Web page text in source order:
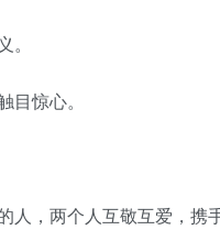
惊心。
，两个人互敬互爱，携